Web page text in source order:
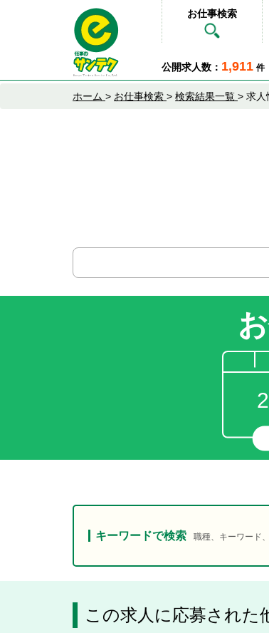
お仕事検索
公開求人数： 1,911 件
ホーム > お仕事検索 > 検索結果一覧 > 求人
キーワードで検索 職種、キーワード
この求人に応募された